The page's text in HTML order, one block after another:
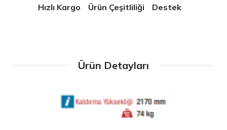
Hızlı Kargo Ürün Çeşitliliği Destek
Ürün Detayları